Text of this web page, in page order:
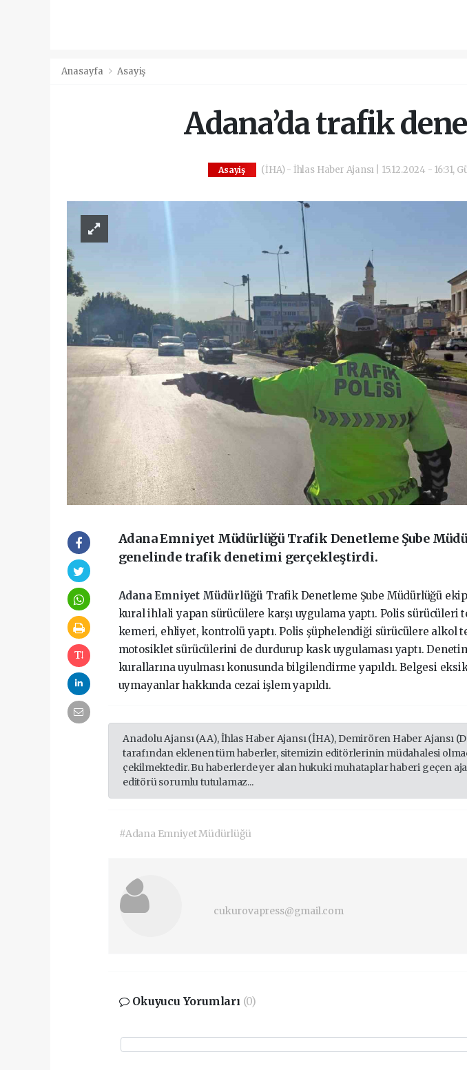
Anasayfa Asayiş
Adana’da trafik
Asayiş (İHA) - İhlas Haber Ajansı | 15.12.2024 - 16:31,
Adana Emniyet Müdürlüğü Trafik Denetleme Şube
genelinde trafik denetimi gerçekleştirdi.
Adana Emniyet Müdürlüğü Trafik Denetleme Şube Müdürlüğü
kural ihlali yapan sürücülere karşı uygulama yaptı. Polis
kemeri, ehliyet, kontrolü yaptı. Polis şüphelendiği sürücülere alkol
motosiklet sürücülerini de durdurup kask uygulaması yaptı.
kurallarına uyulması konusunda bilgilendirme yapıldı. Belgesi
uymayanlar hakkında cezai işlem yapıldı.
Anadolu Ajansı (AA), İhlas Haber Ajansı (İHA), Demirören Haber Ajansı
tarafından eklenen tüm haberler, sitemizin editörlerinin müdahalesi
çekilmektedir. Bu haberlerde yer alan hukuki muhataplar haberi geçen
editörü sorumlu tutulamaz...
#Adana Emniyet Müdürlüğü
cukurovapress@gmail.com
Okuyucu Yorumları (0)